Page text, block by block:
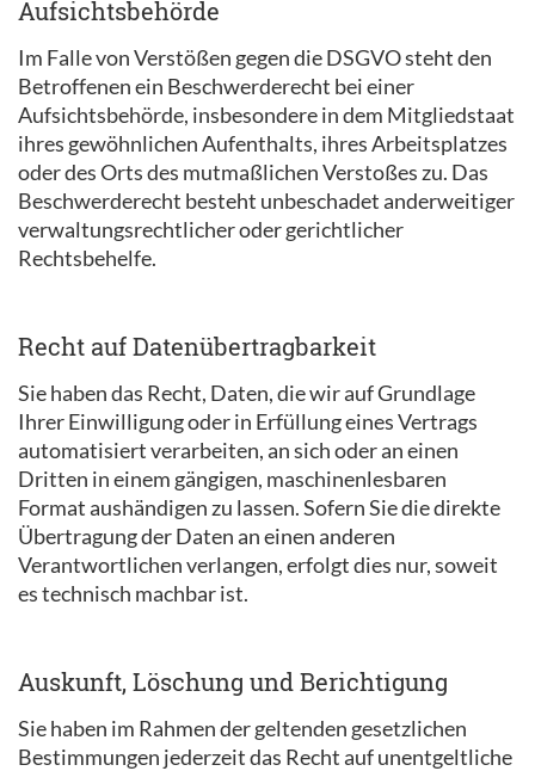
Aufsichts­behörde
Im Falle von Verstößen gegen die DSGVO steht den
Betroffenen ein Beschwerderecht bei einer
Aufsichtsbehörde, insbesondere in dem Mitgliedstaat
ihres gewöhnlichen Aufenthalts, ihres Arbeitsplatzes
oder des Orts des mutmaßlichen Verstoßes zu. Das
Beschwerderecht besteht unbeschadet anderweitiger
verwaltungsrechtlicher oder gerichtlicher
Rechtsbehelfe.
Recht auf Daten­übertrag­barkeit
Sie haben das Recht, Daten, die wir auf Grundlage
Ihrer Einwilligung oder in Erfüllung eines Vertrags
automatisiert verarbeiten, an sich oder an einen
Dritten in einem gängigen, maschinenlesbaren
Format aushändigen zu lassen. Sofern Sie die direkte
Übertragung der Daten an einen anderen
Verantwortlichen verlangen, erfolgt dies nur, soweit
es technisch machbar ist.
Auskunft, Löschung und Berichtigung
Sie haben im Rahmen der geltenden gesetzlichen
Bestimmungen jederzeit das Recht auf unentgeltliche